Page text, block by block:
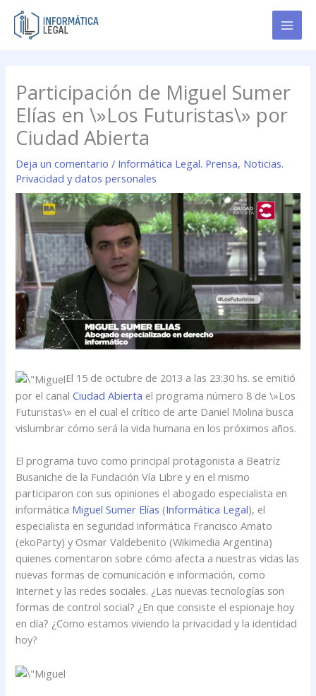
contenido
Participación de Miguel Sumer
Elías en \»Los Futuristas\» por
Ciudad Abierta
Deja un comentario / Informática Legal. Prensa, Noticias.
Privacidad y datos personales
El 15 de octubre de 2013 a las 23:30 hs. se emitió
por el canalCiudad Abierta el programa número 8 de \»Los
Futuristas\» en el cual el crítico de arte Daniel Molina busca
vislumbrar cómo será la vida humana en los próximos años.
El programa tuvo como principal protagonista a Beatríz
Busaniche de la Fundación Vía Libre y en el mismo
participaron con sus opiniones el abogado especialista en
informática Miguel Sumer Elías (Informática Legal), el
especialista en seguridad informática Francisco Amato
(ekoParty) y Osmar Valdebenito (Wikimedia Argentina)
quienes comentaron sobre cómo afecta a nuestras vidas las
nuevas formas de comunicación e información, como
Internet y las redes sociales. ¿Las nuevas tecnologías son
formas de control social? ¿En que consiste el espionaje hoy
en día? ¿Como estamos viviendo la privacidad y la identidad
hoy?